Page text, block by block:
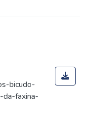
bicudo-
faxina-